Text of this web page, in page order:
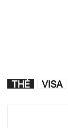
THẺ VISA